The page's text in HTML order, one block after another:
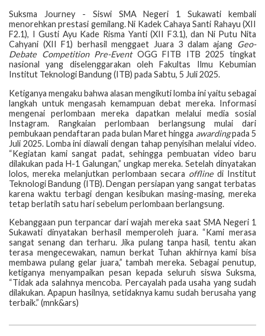
Suksma Journey - Siswi SMA Negeri 1 Sukawati kembali
menorehkan prestasi gemilang. Ni Kadek Cahaya Santi Rahayu (XII
F2.1), I Gusti Ayu Kade Risma Yanti (XII F3.1), dan Ni Putu Nita
Cahyani (XII F1) berhasil menggaet Juara 3 dalam ajang Geo-
Debate Competition Pre-EventOGG FITB ITB 2025 tingkat
nasional yang diselenggarakan oleh Fakultas Ilmu Kebumian
Institut Teknologi Bandung (ITB) pada Sabtu, 5 Juli 2025.
Ketiganya mengaku bahwa alasan mengikuti lomba ini yaitu sebagai
langkah untuk mengasah kemampuan debat mereka. Informasi
mengenai perlombaan mereka dapatkan melalui media sosial
Instagram. Rangkaian perlombaan berlangsung mulai dari
pembukaan pendaftaran pada bulan Maret hingga awardingpada 5
Juli 2025. Lomba ini diawali dengan tahap penyisihan melalui video.
“Kegiatan kami sangat padat, sehingga pembuatan video baru
dilakukan pada H-1 Galungan,” ungkap mereka. Setelah dinyatakan
lolos, mereka melanjutkan perlombaan secara offline di Institut
Teknologi Bandung (ITB). Dengan persiapan yang sangat terbatas
karena waktu terbagi dengan kesibukan masing-masing, mereka
tetap berlatih satu hari sebelum perlombaan berlangsung.
Kebanggaan pun terpancar dari wajah mereka saat SMA Negeri 1
Sukawati dinyatakan berhasil memperoleh juara. “Kami merasa
sangat senang dan terharu. Jika pulang tanpa hasil, tentu akan
terasa mengecewakan, namun berkat Tuhan akhirnya kami bisa
membawa pulang gelar juara,” tambah mereka. Sebagai penutup,
ketiganya menyampaikan pesan kepada seluruh siswa Suksma,
“Tidak ada salahnya mencoba. Percayalah pada usaha yang sudah
dilakukan. Apapun hasilnya, setidaknya kamu sudah berusaha yang
terbaik.” (mnk&ars)